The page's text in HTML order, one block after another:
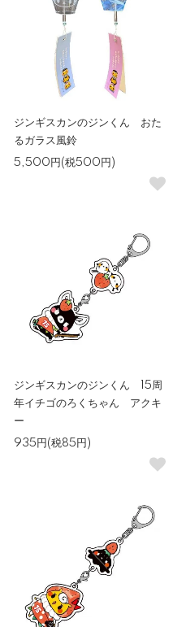
ジンギスカンのジンくん おた
るガラス風鈴
5,500円(税500円)
ジンギスカンのジンくん 15周
年イチゴのろくちゃん アクキ
ー
935円(税85円)